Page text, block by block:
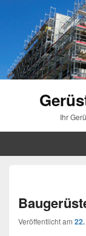
Ihr
Veröffentlicht am